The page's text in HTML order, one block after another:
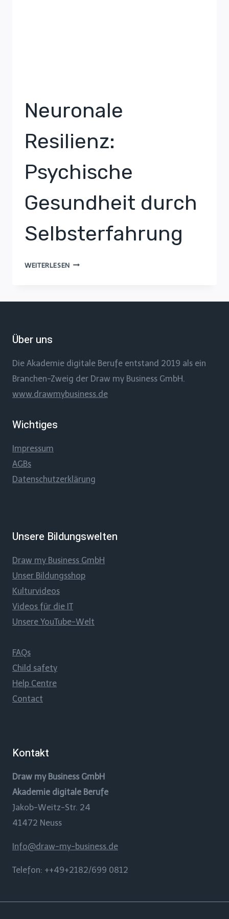
Neuronale
Resilienz:
Psychische
Gesundheit durch
Selbsterfahrung
WEITERLESEN NEURONALE
Über uns
Die Akademie digitale Berufe entstand 2019 als ein
Branchen-Zweig der Draw my Business GmbH.
www.drawmybusiness.de
Wichtiges
Impressum
AGBs
Datenschutzerklärung
Unsere Bildungswelten
Draw my Business GmbH
Unser Bildungsshop
Kulturvideos
Videos für die IT
Unsere YouTube-Welt
FAQs
Child safety
Help Centre
Contact
Kontakt
Draw my Business GmbH
Akademie digitale Berufe
Jakob-Weitz-Str. 24
41472 Neuss
Info@draw-my-business.de
Telefon: ++49+2182/699 0812